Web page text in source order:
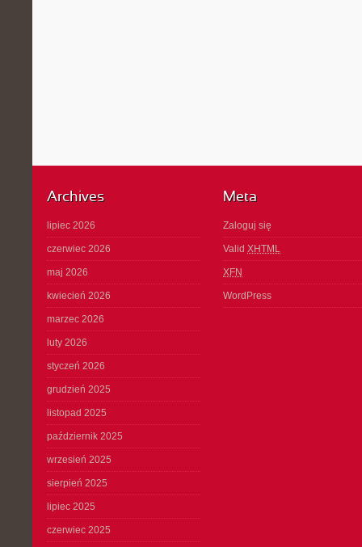
Archives
lipiec 2026
czerwiec 2026
maj 2026
kwiecień 2026
marzec 2026
luty 2026
styczeń 2026
grudzień 2025
listopad 2025
październik 2025
wrzesień 2025
sierpień 2025
lipiec 2025
czerwiec 2025
Meta
Zaloguj się
Valid XHTML
XFN
WordPress